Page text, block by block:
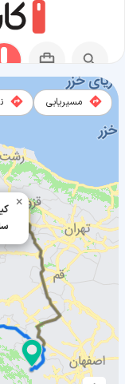
13
×
مسیریابی
مسیر